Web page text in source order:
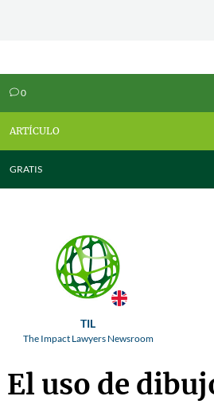
v0
ARTÍCULO
GRATIS
TIL
The Impact Lawyers Newsroom
El uso de